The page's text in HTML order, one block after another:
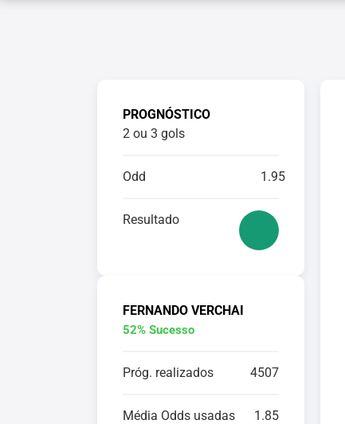
PROGNÓSTICO
2 ou 3 gols
Odd 1.95
Resultado
FERNANDO VERCHAI
52% Sucesso
Próg. realizados 4507
Média Odds usadas 1.85